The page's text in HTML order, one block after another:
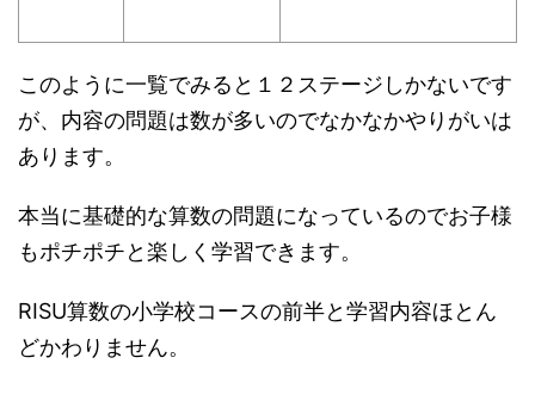
このように一覧でみると１２ステージしかないです
が、内容の問題は数が多いのでなかなかやりがいは
あります。
本当に基礎的な算数の問題になっているのでお子様
もポチポチと楽しく学習できます。
RISU算数の小学校コースの前半と学習内容ほとん
どかわりません。